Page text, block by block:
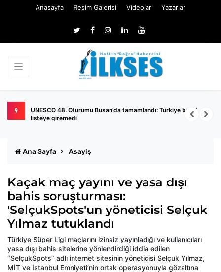
Anasayfa Resim Galerisi Videolar Yazarlar
UNESCO 48. Oturumu Busan’da tamamlandı: Türkiye bu yıl
listeye giremedi
Ana Sayfa Asayiş
Kaçak maç yayını ve yasa dışı
bahis soruşturması:
'SelçukSpots'un yöneticisi Selçuk
Yılmaz tutuklandı
Türkiye Süper Ligi maçlarını izinsiz yayınladığı ve kullanıcıları
yasa dışı bahis sitelerine yönlendirdiği iddia edilen
“SelçukSpots” adlı internet sitesinin yöneticisi Selçuk Yılmaz,
MİT ve İstanbul Emniyeti’nin ortak operasyonuyla gözaltına